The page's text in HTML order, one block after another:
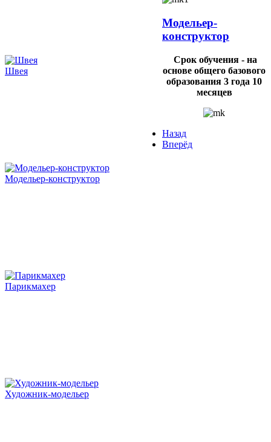
Швея
Модельер-конструктор
Парикмахер
Художник-модельер
Модельер-
конструктор
Срок обучения - на
основе общего базового
образования 3 года 10
месяцев
Назад
Вперёд